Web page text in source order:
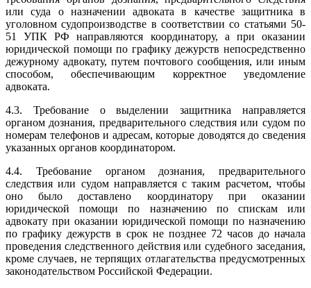
или суда о назначении адвоката в качестве защитника в
уголовном судопроизводстве в соответствии со статьями 50-
51 УПК РФ направляются координатору, а при оказании
юридической помощи по графику дежурств непосредственно
дежурному адвокату, путем почтового сообщения, или иным
способом, обеспечивающим корректное уведомление
адвоката.
4.3. Требование о выделении защитника направляется
органом дознания, предварительного следствия или судом по
номерам телефонов и адресам, которые доводятся до сведения
указанных органов координатором.
4.4. Требование органом дознания, предварительного
следствия или судом направляется с таким расчетом, чтобы
оно было доставлено координатору при оказании
юридической помощи по назначению по спискам или
адвокату при оказании юридической помощи по назначению
по графику дежурств в срок не позднее 72 часов до начала
проведения следственного действия или судебного заседания,
кроме случаев, не терпящих отлагательства предусмотренных
законодательством Российской Федерации.